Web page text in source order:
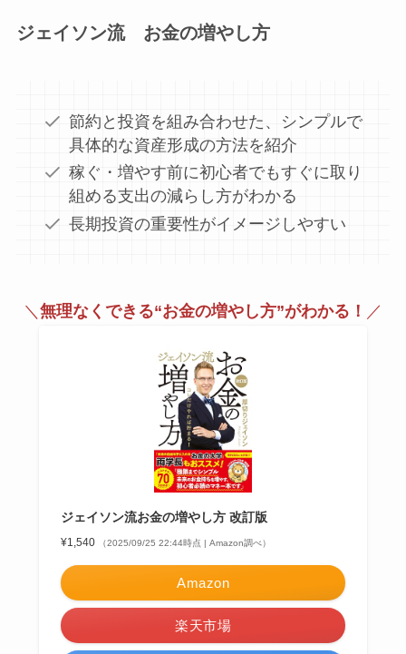
ジェイソン流 お金の増やし方
節約と投資を組み合わせた、シンプルで
具体的な資産形成の方法を紹介
稼ぐ・増やす前に初心者でもすぐに取り
組める支出の減らし方がわかる
長期投資の重要性がイメージしやすい
＼ 無理なくできる“お金の増やし方”がわかる！ ／
ジェイソン流お金の増やし方 改訂版
¥1,540 （2025/09/25 22:44時点 | Amazon調べ）
Amazon
楽天市場